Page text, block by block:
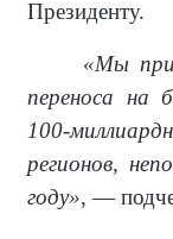
Президенту.
«Мы
переноса на
100-
регионов,
году», —